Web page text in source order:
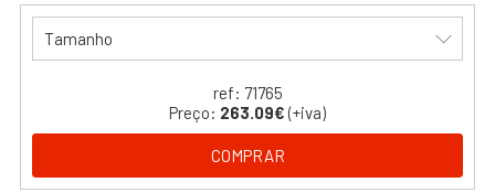
Tamanho
ref: 71765
Preço: 263.09€ (+iva)
COMPRAR